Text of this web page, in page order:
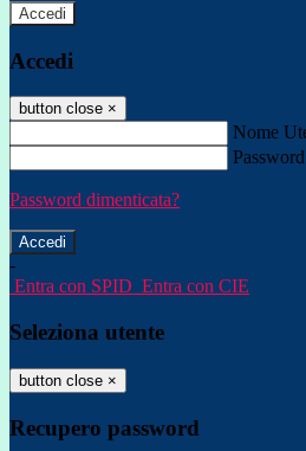
Accedi
Accedi
button close ×
Nome
Password
Password dimenticata?
-
Entra con SPID Entra con CIE
Seleziona utente
button close ×
Recupero password